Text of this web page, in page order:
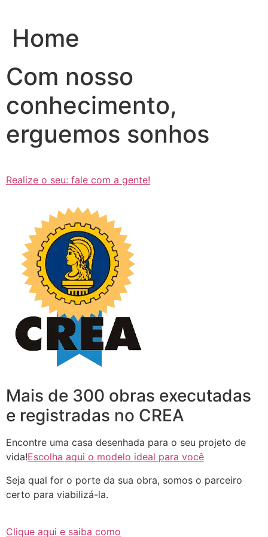
conteúdo
Home
Com nosso
conhecimento,
erguemos sonhos
Realize o seu: fale com a gente!
Mais de 300 obras executadas
e registradas no CREA
Encontre uma casa desenhada para o seu projeto de
vida!Escolha aqui o modelo ideal para você
Seja qual for o porte da sua obra, somos o parceiro
certo para viabilizá-la.
Clique aqui e saiba como